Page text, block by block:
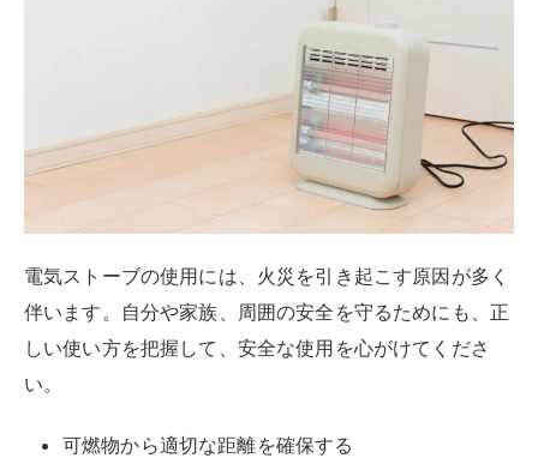
電気ストーブの使用には、火災を引き起こす原因が多く
伴います。自分や家族、周囲の安全を守るためにも、正
しい使い方を把握して、安全な使用を心がけてくださ
い。
可燃物から適切な距離を確保する